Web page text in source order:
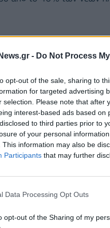
- Do Not Process
opt-out of the sale, sharing to
for targeted advertising
selection. Please note that after
interest-based ads based
to third parties prior to
of your personal
This information may also be
Participants that may further
Data Processing Opt Outs
opt-out of the Sharing of my
λέγοντας πως
προσοντούχα άτομα τα
τον μηχανολογικό
τις τεχνολογίες
σπουδών είναι εκείνοι
λιγότερο από το 25%
χώρες του ΟΟΣΑ είναι